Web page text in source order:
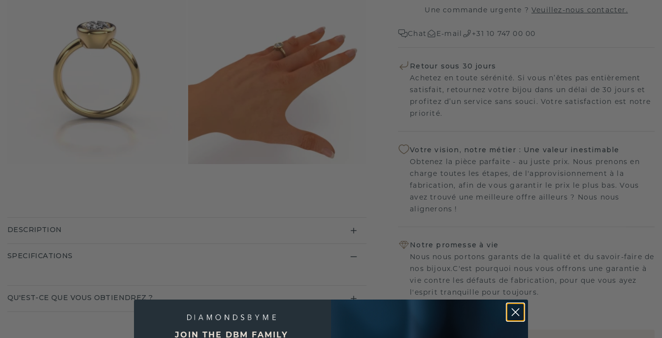
Une commande urgente ? Veuillez-nous contacter.
Chat E-mail +31 10 747 00 00
Retour sous 30 jours
Achetez en toute sérénité. Si vous n’êtes pas entièrement
satisfait, retournez votre bijou dans un délai de 30 jours et
profitez d’un service sans souci. Votre satisfaction est notre
priorité.
Votre vision, notre métier : Une valeur inestimable
Obtenez la pièce parfaite - au juste prix. Nous prenons en
charge toutes les étapes, de l'approvisionnement à la
fabrication, afin de vous garantir le prix le plus bas. Vous
avez trouvé une meilleure offre ailleurs ? Nous nous
alignerons !
Notre promesse à vie
Nous nous portons garants de la qualité et du savoir-faire de
nos bijoux.C'est pourquoi nous vous offrons une garantie à
vie contre les défauts de fabrication, pour que vous ayez
l'esprit tranquille pour toujours.
DESCRIPTION
SPECIFICATIONS
QU'EST-CE QUE VOUS OBTIENDREZ ?
JOIN THE DBM FAMILY